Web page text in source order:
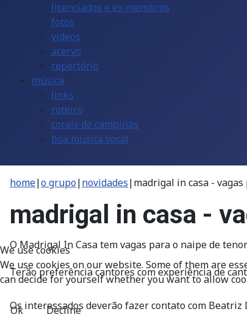
licenciados e ex-membros
fotos
vídeos
acervo
repertório
música
links
roteiro
corais de campinas
boa música vocal
home|o grupo|novidades|madrigal in casa -
madrigal in casa -
O Madrigal In Casa tem vagas para o naipe de
Terão preferência cantores com experiência de
Os interessados deverão fazer contato com
We use cookies
We use cookies on our website. Some of them are
can decide for yourself whether you want to allow
Ok Decline